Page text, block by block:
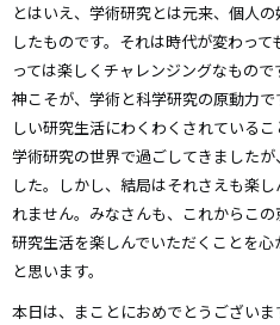
とはいえ、学術研究とは元来、個人
したものです。それは時代が変わっ
っては楽しくチャレンジングなもの
神こそが、学術と科学研究の原動力
しい研究生活にわくわくされている
学術研究の世界で過ごしてきました
した。しかし、結局はそれさえも楽
れません。みなさんも、これからこ
研究生活を楽しんでいただくことを
と思います。
本⽇は、まことにおめでとうございま